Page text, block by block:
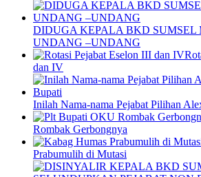
DIDUGA KEPALA BKD SUMSEL
UNDANG –UNDANG
dan IV
Inilah Nama-nama Pejabat Pilihan
Rombak Gerbongnya
Prabumulih di Mutasi